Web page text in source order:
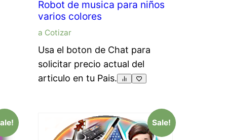
Robot de musica para niños
varios colores
a Cotizar
Usa el boton de Chat para
solicitar precio actual del
articulo en tu Pais.
Sale!